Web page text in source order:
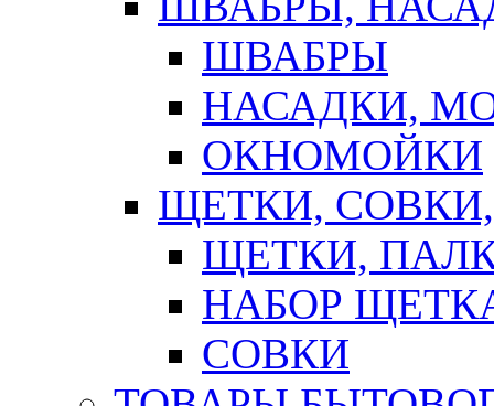
ШВАБРЫ
НАСАДКИ,
ОКНОМОЙКИ
ЩЕТКИ,
ЩЕТКИ,
НАБОР
СОВКИ